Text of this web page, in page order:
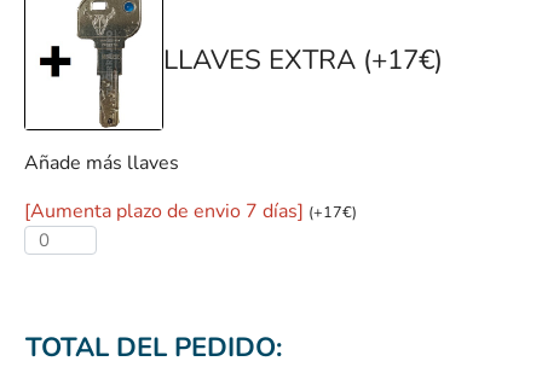
LLAVES EXTRA (+17€)
Añade más llaves
[Aumenta plazo de envio 7 días] (+17€)
TOTAL DEL PEDIDO: